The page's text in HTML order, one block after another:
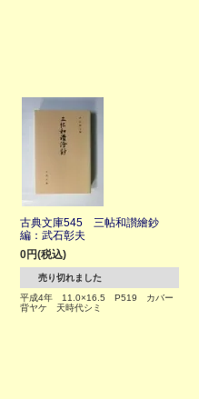
古典文庫545 三帖和讃繪鈔
編：武石彰夫
0円(税込)
売り切れました
平成4年 11.0×16.5 P519 カバー
背ヤケ 天時代シミ